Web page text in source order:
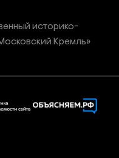
историко-
Кремль»